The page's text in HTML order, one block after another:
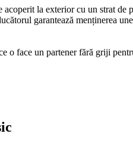
la exterior cu un strat
garantează menținerea
o face un partener fără griji